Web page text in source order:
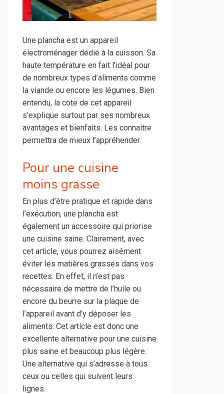
Une plancha est un appareil
électroménager dédié à la cuisson. Sa
haute température en fait l’idéal pour
de nombreux types d’aliments comme
la viande ou encore les légumes. Bien
entendu, la cote de cet appareil
s’explique surtout par ses nombreux
avantages et bienfaits. Les connaitre
permettra de mieux l’appréhender.
Pour une cuisine
moins grasse
En plus d’être pratique et rapide dans
l’exécution, une plancha est
également un accessoire qui priorise
une cuisine saine. Clairement, avec
cet article, vous pourrez aisément
éviter les matières grasses dans vos
recettes. En effet, il n’est pas
nécessaire de mettre de l’huile ou
encore du beurre sur la plaque de
l’appareil avant d’y déposer les
aliments. Cet article est donc une
excellente alternative pour une cuisine
plus saine et beaucoup plus légère.
Une alternative qui s’adresse à tous
ceux ou celles qui suivent leurs
lignes.